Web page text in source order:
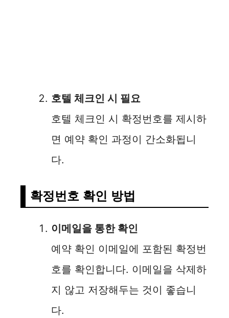
호텔 체크인 시 필요
호텔 체크인 시 확정번호를 제시하
면 예약 확인 과정이 간소화됩니
다.
확정번호 확인 방법
이메일을 통한 확인
예약 확인 이메일에 포함된 확정번
호를 확인합니다. 이메일을 삭제하
지 않고 저장해두는 것이 좋습니
다.